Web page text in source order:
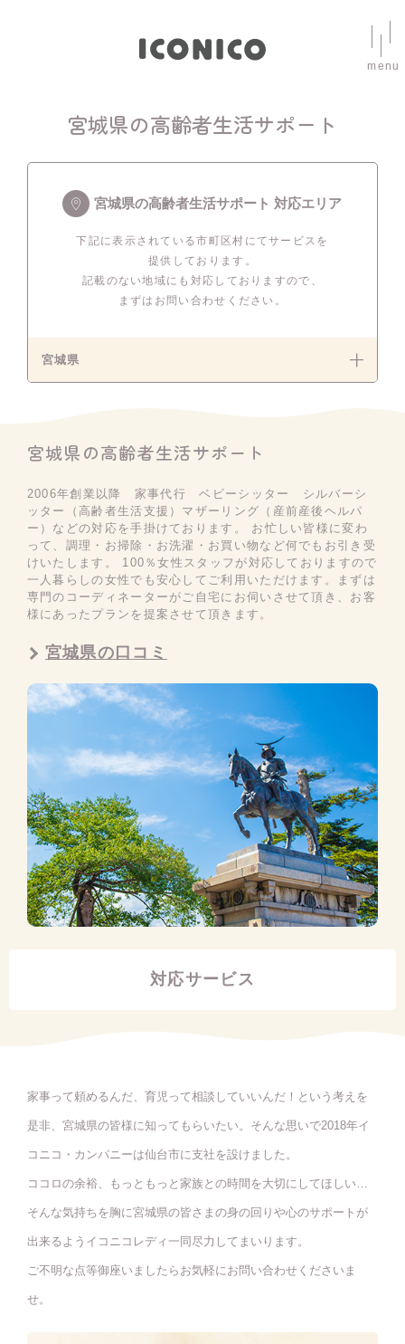
menu
宮城県の高齢者生活サポート
宮城県の高齢者生活サポート 対応エリア
下記に表示されている市町区村にてサービスを
提供しております。
記載のない地域にも対応しておりますので、
まずはお問い合わせください。
宮城県
宮城県の高齢者生活サポート
2006年創業以降 家事代行 ベビーシッター シルバーシ
ッター（高齢者生活支援）マザーリング（産前産後ヘルパ
ー）などの対応を手掛けております。 お忙しい皆様に変わ
って、調理・お掃除・お洗濯・お買い物など何でもお引き受
けいたします。 100％女性スタッフが対応しておりますので
一人暮らしの女性でも安心してご利用いただけます。まずは
専門のコーディネーターがご自宅にお伺いさせて頂き、お客
様にあったプランを提案させて頂きます。
宮城県の口コミ
対応サービス
家事って頼めるんだ、育児って相談していいんだ！という考えを
是非、宮城県の皆様に知ってもらいたい。そんな思いで2018年イ
コニコ・カンパニーは仙台市に支社を設けました。
ココロの余裕、もっともっと家族との時間を大切にしてほしい…
そんな気持ちを胸に宮城県の皆さまの身の回りや心のサポートが
出来るようイコニコレディ一同尽力してまいります。
ご不明な点等御座いましたらお気軽にお問い合わせくださいま
せ。